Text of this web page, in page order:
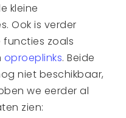
kleine
Ook is verder
zoals
oproeplinks. Beide
niet beschikbaar,
we eerder al
zien: